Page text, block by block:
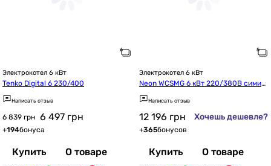
Электрокотел 6 кВт
Tenko Digital 6 230/400
Написать отзыв
6 839 грн 6 497 грн
+194бонуса
Купить О товаре
Электрокотел 6 кВт
Neon WCSMG 6 кВт 220/380В симис
тор Philips с насосом и группой безо
пасности (mg16323)
Написать отзыв
12 196 грн Хочешь дешевле?
+365бонусов
Купить О товаре